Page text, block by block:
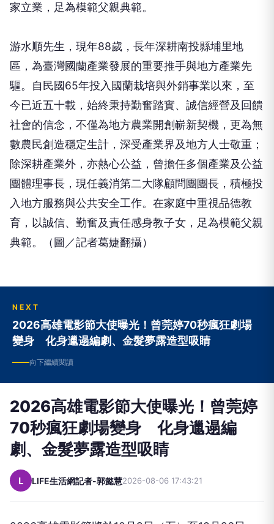
家立業，足為模範父親典範。
游水順先生，現年88歲，長年深耕南投縣埔里地
區，為臺灣國蘭產業發展的重要推手與地方產業先
驅。自民國65年投入國蘭栽培與外銷事業以來，至
今已近五十載，始終秉持勤奮踏實、誠信經營及回饋
社會的信念，不僅為地方農業開創嶄新契機，更為無
數農民創造穩定生計，深受產業界及地方人士敬重；
除深耕產業外，亦熱心公益，曾擔任多個產業及公益
團體理事長，現任義消第二大隊顧問團團長，積極投
入地方服務與公共安全工作。在家庭中重視品德教
育，以誠信、勤奮及責任感身教子女，足為模範父親
典範。（圖／記者葛婕翻攝）
NEXT
2026高雄電影節大使曝光！曾莞婷70秒瘋狂劇場
變身 化身邋遢編劇、金髮夢露造型吸睛
向下繼續閱讀
2026高雄電影節大使曝光！曾莞婷
70秒瘋狂劇場變身 化身邋遢編
劇、金髮夢露造型吸睛
L LIFE生活網記者-郭懿慧2026-08-06 17:43:21